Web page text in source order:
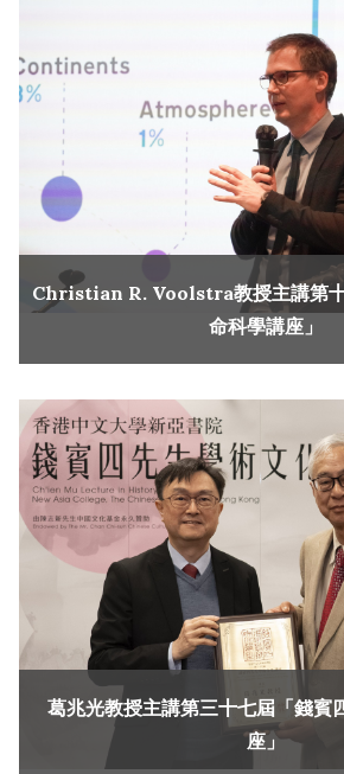
Christian R. Voolstra教授主講第
命科學講座」
葛兆光教授主講第三十七屆「錢賓
座」